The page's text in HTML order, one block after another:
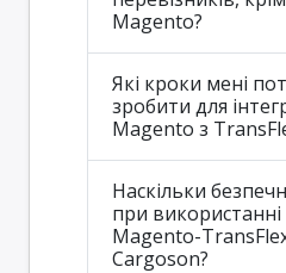
Magento?
Які кроки мені
зробити для
Magento з
Наскільки
при використанні
Magento-
Cargoson?